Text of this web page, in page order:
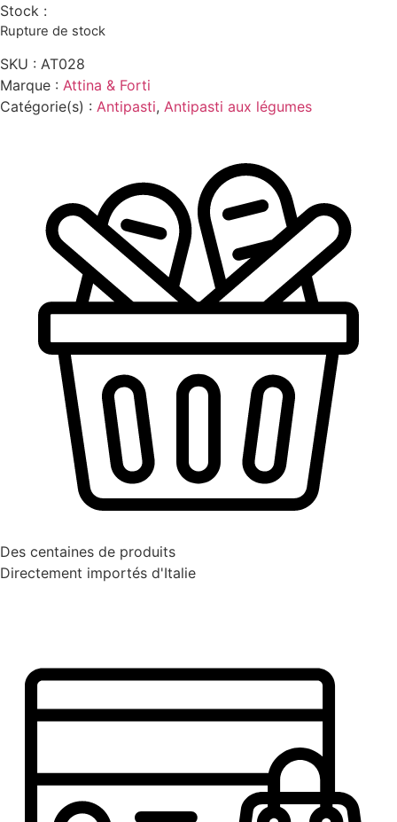
Stock :
Rupture de stock
SKU : AT028
Marque : Attina & Forti
Catégorie(s) : Antipasti, Antipasti aux légumes
Des centaines de produits
Directement importés d'Italie